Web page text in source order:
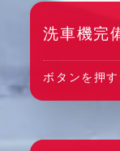
洗車機完
ボタンを押